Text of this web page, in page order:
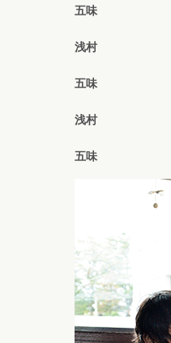
五味
浅村
五味
浅村
五味